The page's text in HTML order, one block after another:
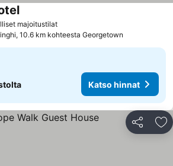
majoitustilatKatso hinnat
Katso hinnat
10.6 km kohteesta Georgetown
Katso hinnat
Jaa